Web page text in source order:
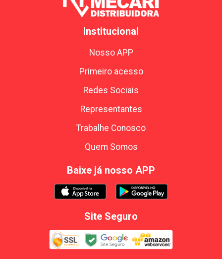
Institucional
Nosso APP
Primeiro acesso
Redes Sociais
Representantes
Trabalhe Conosco
Quem Somos
Baixe já nosso APP
Site Seguro